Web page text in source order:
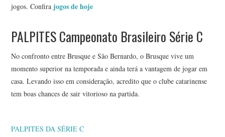
jogos. Confira jogos de hoje
PALPITES Campeonato Brasileiro Série C
No confronto entre Brusque e São Bernardo, o Brusque vive um
momento superior na temporada e ainda terá a vantagem de jogar em
casa. Levando isso em consideração, acredito que o clube catarinense
tem boas chances de sair vitorioso na partida.
PALPITES DA SÉRIE C